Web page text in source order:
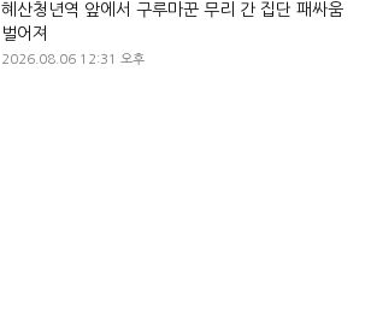
혜산청년역 앞에서 구루마꾼 무리 간 집단 패싸움
벌어져
2026.08.06 12:31 오후